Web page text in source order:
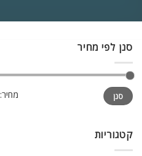
סנן לפי מחיר
מחיר
מינימלי
מחיר
מקסימלי
סנן מחיר:
קטגוריות